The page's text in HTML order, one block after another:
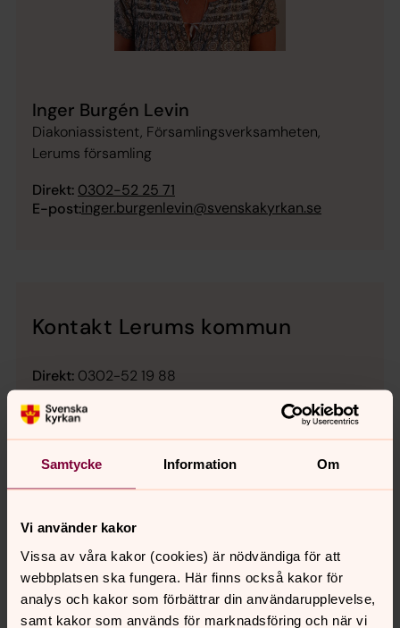
Samtycke Information Om
Vi använder kakor
Vissa av våra kakor (cookies) är nödvändiga för att
webbplatsen ska fungera. Här finns också kakor för
analys och kakor som förbättrar din användarupplevelse,
samt kakor som används för marknadsföring och när vi
Inger Burgén Levin
Diakoniassistent, Församlingsverksamheten,
Lerums församling
Direkt: 0302-52 25 71
E-post:inger.burgenlevin@svenskakyrkan.se
Kontakt Lerums kommun
Direkt: 0302-52 19 88